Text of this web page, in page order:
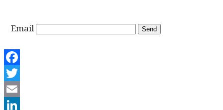
Email
Facebook
Twitter
Email